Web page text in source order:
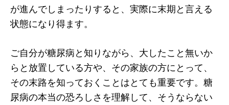
が進んでしまったりすると、実際に末期と言える
状態になり得ます。
ご自分が糖尿病と知りながら、大したこと無いか
らと放置している方や、その家族の方にとって、
その末路を知っておくことはとても重要です。糖
尿病の本当の恐ろしさを理解して、そうならない